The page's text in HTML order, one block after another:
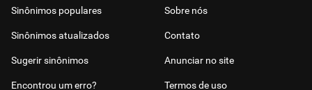
Sinônimos populares
Sinônimos atualizados
Sugerir sinônimos
Encontrou um erro?
Sobre nós
Contato
Anunciar no site
Termos de uso